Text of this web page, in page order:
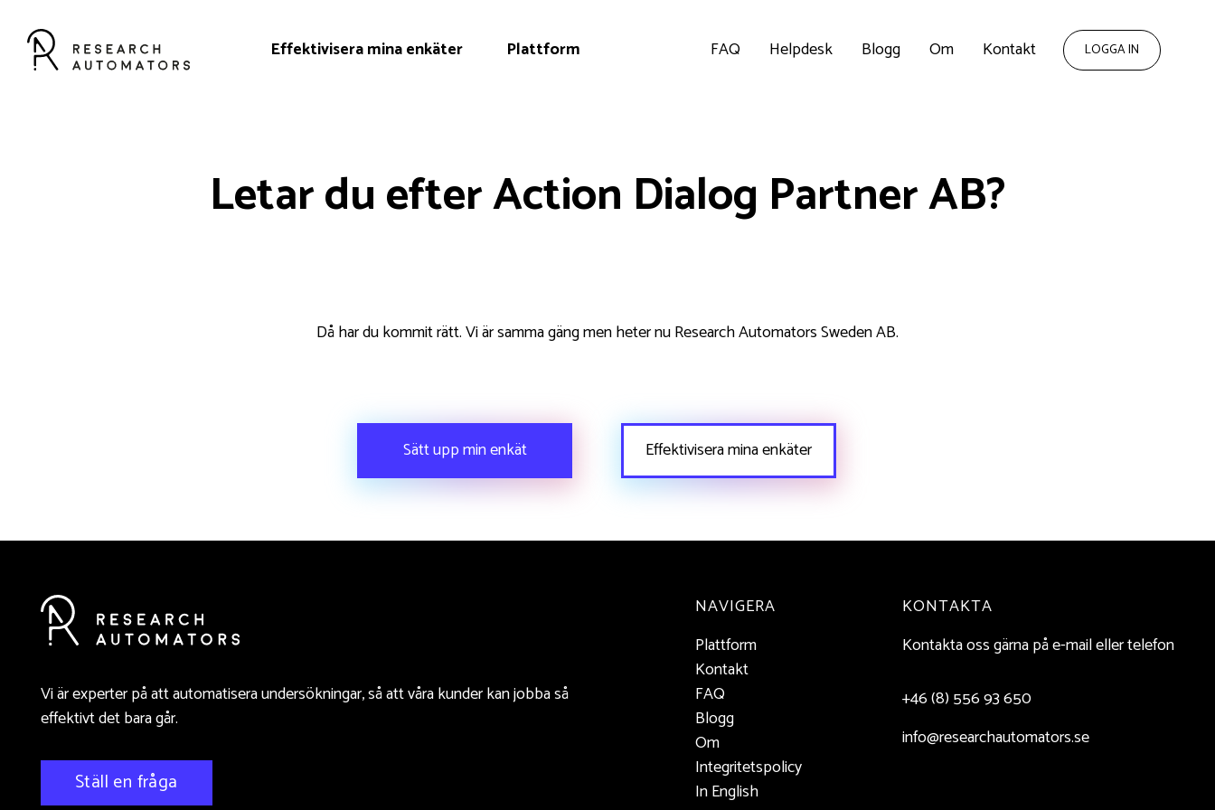
Effektivisera mina enkäter Plattform FAQ Helpdesk Blogg Om Kontakt LOGGA IN
Letar du efter Action Dialog Partner AB?
Då har du kommit rätt. Vi är samma gäng men heter nu Research Automators Sweden AB.
Sätt upp min enkät Effektivisera mina enkäter
Vi är experter på att automatisera undersökningar, så att våra kunder kan jobba så
effektivt det bara går.
Ställ en fråga
NAVIGERA
Plattform
Kontakt
FAQ
Blogg
Om
Integritetspolicy
In English
KONTAKTA
Kontakta oss gärna på e-mail eller telefon
+46 (8) 556 93 650
info@researchautomators.se